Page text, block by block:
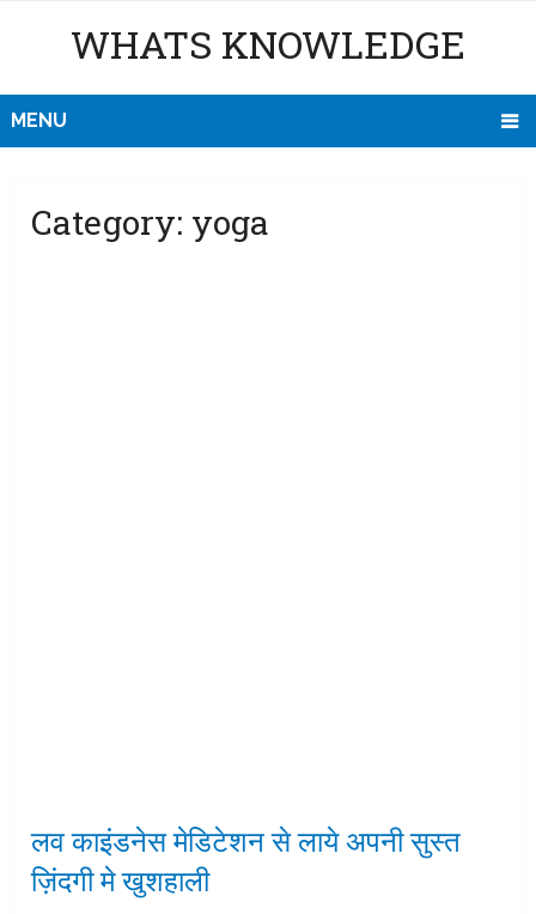
WHATS KNOWLEDGE
MENU
Category: yoga
लव काइंडनेस मेडिटेशन से लाये अपनी सुस्त
ज़िंदगी मे खुशहाली